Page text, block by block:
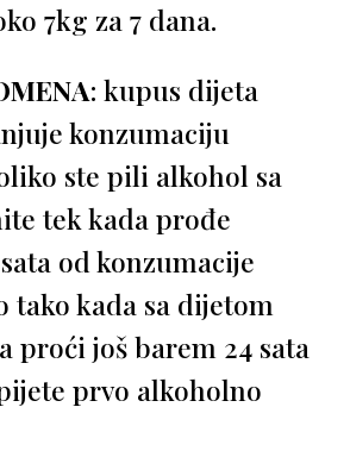
7kg za 7 dana.
: kupus dijeta
konzumaciju
ste pili alkohol sa
tek kada prođe
od konzumacije
tako kada sa dijetom
proći još barem 24 sata
prvo alkoholno